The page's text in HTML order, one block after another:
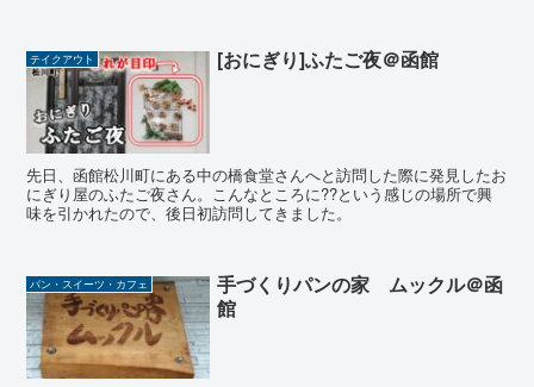
テイクアウト [おにぎり]ふたご夜＠函館
先日、函館松川町にある中の橋食堂さんへと訪問した際に発見したお
にぎり屋のふたご夜さん。こんなところに??という感じの場所で興
味を引かれたので、後日初訪問してきました。
パン・スイーツ・カフェ
手づくりパンの家 ムックル＠函
館